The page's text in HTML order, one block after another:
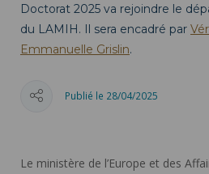
Doctorat 2025 va rejoindre le
du LAMIH. Il sera encadré par
Emmanuelle Grislin.
Publié le 28/04/2025
Le ministère de l’Europe et des